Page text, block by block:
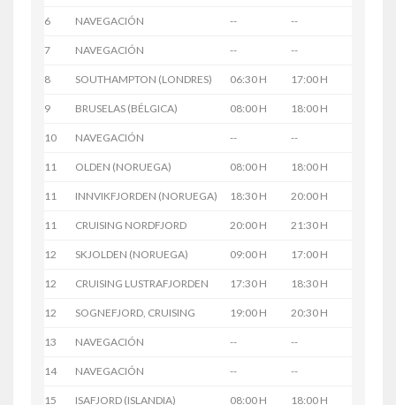
6 NAVEGACIÓN -- --
7 NAVEGACIÓN -- --
8 SOUTHAMPTON (LONDRES) 06:30 H 17:00 H
9 BRUSELAS (BÉLGICA) 08:00 H 18:00 H
10 NAVEGACIÓN -- --
11 OLDEN (NORUEGA) 08:00 H 18:00 H
11 INNVIKFJORDEN (NORUEGA) 18:30 H 20:00 H
11 CRUISING NORDFJORD 20:00 H 21:30 H
12 SKJOLDEN (NORUEGA) 09:00 H 17:00 H
12 CRUISING LUSTRAFJORDEN 17:30 H 18:30 H
12 SOGNEFJORD, CRUISING 19:00 H 20:30 H
13 NAVEGACIÓN -- --
14 NAVEGACIÓN -- --
15 ISAFJORD (ISLANDIA) 08:00 H 18:00 H